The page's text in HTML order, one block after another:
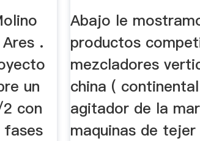
.
un
con
Azteca |
...
Abajo le
productos
mezcladores
china (
agitador de la
maquinas de